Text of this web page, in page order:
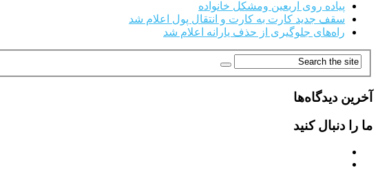
پیاده روی اربعین ومشکل خانواده
سقف جدید کارت به کارت و انتقال پول اعلام شد
راه‌های جلوگیری از حذف یارانه اعلام شد
آخرین دیدگاه‌ها
ما را دنبال کنید